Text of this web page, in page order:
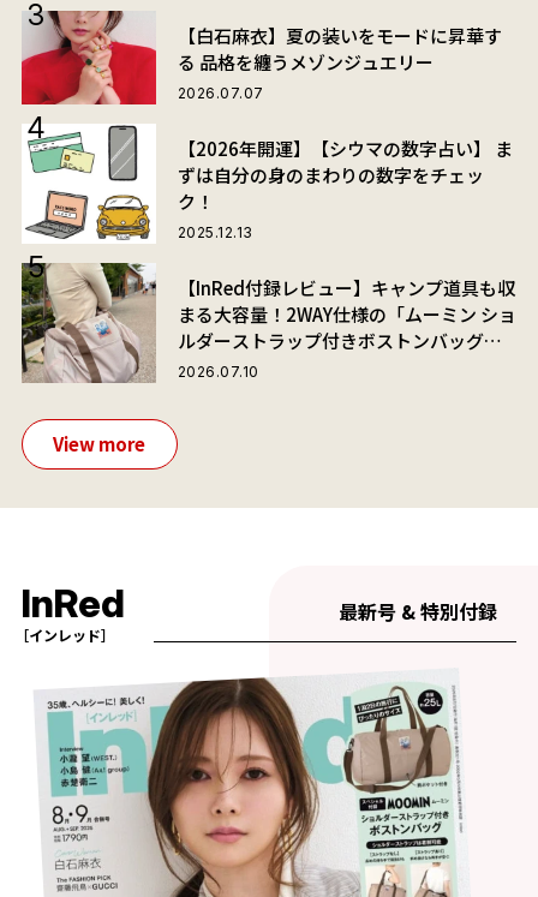
【白石麻衣】夏の装いをモードに昇華す
る 品格を纏うメゾンジュエリー
2026.07.07
【2026年開運】【シウマの数字占い】 ま
ずは自分の身のまわりの数字をチェッ
ク！
2025.12.13
【InRed付録レビュー】キャンプ道具も収
まる大容量！2WAY仕様の「ムーミン ショ
ルダーストラップ付きボストンバッグ」
が夏旅におすすめな理由
2026.07.10
View more
InRed
［インレッド］
最新号 & 特別付録